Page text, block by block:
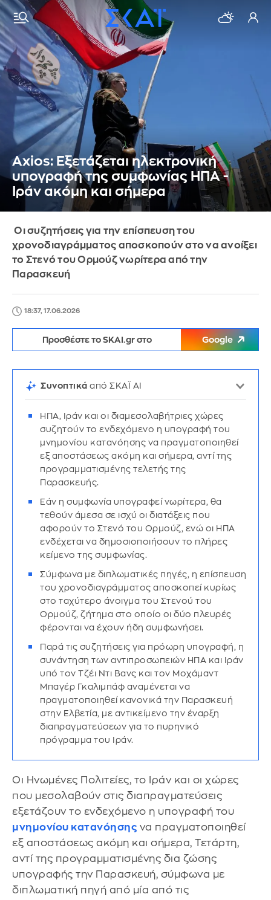
Axios: Εξετάζεται ηλεκτρονική
υπογραφή της συμφωνίας ΗΠΑ -
Ιράν ακόμη και σήμερα
Οι συζητήσεις για την επίσπευση του
χρονοδιαγράμματος αποσκοπούν στο να ανοίξει
το Στενό του Ορμούζ νωρίτερα από την
Παρασκευή
18:37, 17.06.2026
Προσθέστε το SKAI.gr στο Google
Συνοπτικά από ΣΚΑΪ AI
ΗΠΑ, Ιράν και οι διαμεσολαβήτριες χώρες
συζητούν το ενδεχόμενο η υπογραφή του
μνημονίου κατανόησης να πραγματοποιηθεί
εξ αποστάσεως ακόμη και σήμερα, αντί της
προγραμματισμένης τελετής της
Παρασκευής.
Εάν η συμφωνία υπογραφεί νωρίτερα, θα
τεθούν άμεσα σε ισχύ οι διατάξεις που
αφορούν το Στενό του Ορμούζ, ενώ οι ΗΠΑ
ενδέχεται να δημοσιοποιήσουν το πλήρες
κείμενο της συμφωνίας.
Σύμφωνα με διπλωματικές πηγές, η επίσπευση
του χρονοδιαγράμματος αποσκοπεί κυρίως
στο ταχύτερο άνοιγμα του Στενού του
Ορμούζ, ζήτημα στο οποίο οι δύο πλευρές
φέρονται να έχουν ήδη συμφωνήσει.
Παρά τις συζητήσεις για πρόωρη υπογραφή, η
συνάντηση των αντιπροσωπειών ΗΠΑ και Ιράν
υπό τον Τζέι Ντι Βανς και τον Μοχάμαντ
Μπαγέρ Γκαλιμπάφ αναμένεται να
πραγματοποιηθεί κανονικά την Παρασκευή
στην Ελβετία, με αντικείμενο την έναρξη
διαπραγματεύσεων για το πυρηνικό
πρόγραμμα του Ιράν.
Οι Ηνωμένες Πολιτείες, το Ιράν και οι χώρες
που μεσολαβούν στις διαπραγματεύσεις
εξετάζουν το ενδεχόμενο η υπογραφή του
μνημονίου κατανόησης να πραγματοποιηθεί
εξ αποστάσεως ακόμη και σήμερα, Τετάρτη,
αντί της προγραμματισμένης δια ζώσης
υπογραφής την Παρασκευή, σύμφωνα με
διπλωματική πηγή από μία από τις